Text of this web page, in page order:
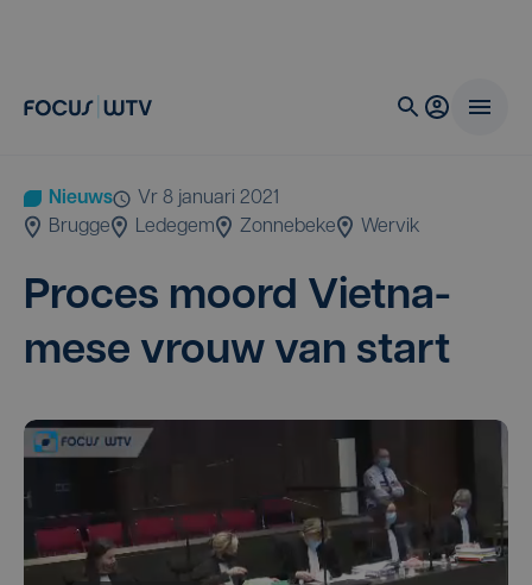
Nieuws
vr 8 januari 2021
Brugge
Ledegem Zonnebeke Wervik
Pro­ces moord Viet­na­
me­se vrouw van start